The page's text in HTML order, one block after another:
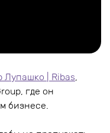
Лупашко | Ribas,
где он
бизнесе.